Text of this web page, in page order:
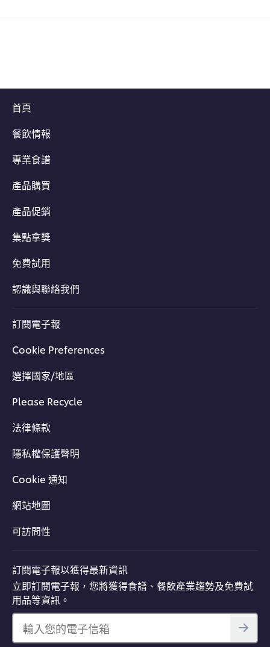
首頁
餐飲情報
專業食譜
產品購買
產品促銷
集點拿獎
免費試用
認識與聯絡我們
訂閱電子報
Cookie Preferences
選擇國家/地區
Please Recycle
法律條款
隱私權保護聲明
Cookie 通知
網站地圖
可訪問性
訂閱電子報以獲得最新資訊
立即訂閱電子報，您將獲得食譜、餐飲產業趨勢及免費試
用品等資訊。
輸入您的電子信箱